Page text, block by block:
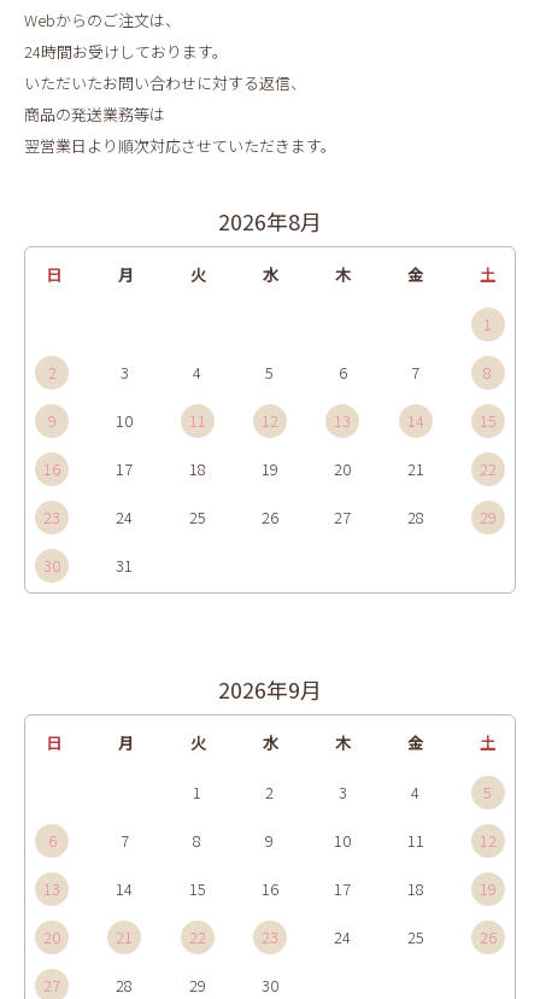
Webからのご注文は、
24時間お受けしております。
いただいたお問い合わせに対する返信、
商品の発送業務等は
翌営業日より順次対応させていただきます。
2026年8月
日 月 火 水 木 金 土
1
2 3 4 5 6 7 8
9 10 11 12 13 14 15
16 17 18 19 20 21 22
23 24 25 26 27 28 29
30 31
2026年9月
日 月 火 水 木 金 土
1 2 3 4 5
6 7 8 9 10 11 12
13 14 15 16 17 18 19
20 21 22 23 24 25 26
27 28 29 30